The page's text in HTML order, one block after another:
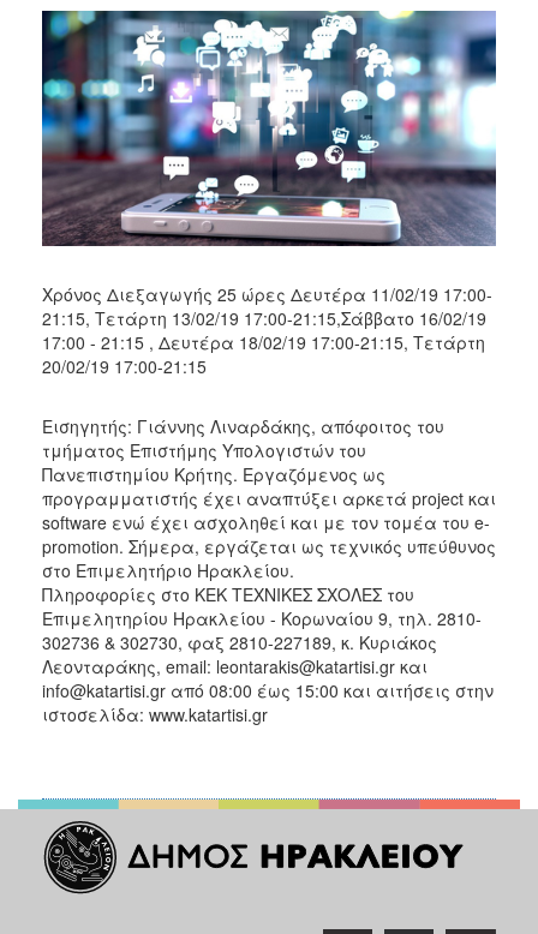
Χρόνος Διεξαγωγής 25 ώρες Δευτέρα 11/02/19 17:00-
21:15, Τετάρτη 13/02/19 17:00-21:15,Σάββατο 16/02/19
17:00 - 21:15 , Δευτέρα 18/02/19 17:00-21:15, Τετάρτη
20/02/19 17:00-21:15
Εισηγητής: Γιάννης Λιναρδάκης, απόφοιτος του
τμήματος Επιστήμης Υπολογιστών του
Πανεπιστημίου Κρήτης. Εργαζόμενος ως
προγραμματιστής έχει αναπτύξει αρκετά project και
software ενώ έχει ασχοληθεί και με τον τομέα του e-
promotion. Σήμερα, εργάζεται ως τεχνικός υπεύθυνος
στο Επιμελητήριο Ηρακλείου.
Πληροφορίες στο ΚΕΚ ΤΕΧΝΙΚΕΣ ΣΧΟΛΕΣ του
Επιμελητηρίου Ηρακλείου - Κορωναίου 9, τηλ. 2810-
302736 & 302730, φαξ 2810-227189, κ. Κυριάκος
Λεονταράκης, email: leontarakis@katartisi.gr και
info@katartisi.gr από 08:00 έως 15:00 και αιτήσεις στην
ιστοσελίδα: www.katartisi.gr